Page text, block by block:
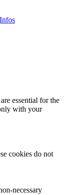
essential for the
with your
cookies do not
necessary